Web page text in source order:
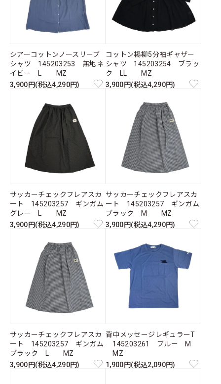
シアーコットンノースリーブ
シャツ 145203253 無地ネ
イビー L MZ
3,900円(税込4,290円)
コットン楊柳5分袖ギャザー
シャツ 145203254 ブラッ
ク LL MZ
3,900円(税込4,290円)
サッカーチェックフレアスカ
ート 145203257 ギンガム
グレー L MZ
3,900円(税込4,290円)
サッカーチェックフレアスカ
ート 145203257 ギンガム
ブラック M MZ
3,900円(税込4,290円)
サッカーチェックフレアスカ
ート 145203257 ギンガム
ブラック L MZ
3,900円(税込4,290円)
背中メッセージレギュラーT
145203261 ブルー M
MZ
1,900円(税込2,090円)